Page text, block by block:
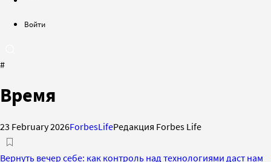
Войти
#
Время
23 February 2026ForbesLifeРедакция Forbes Life
Вернуть вечер себе: как контроль над технологиями даст нам